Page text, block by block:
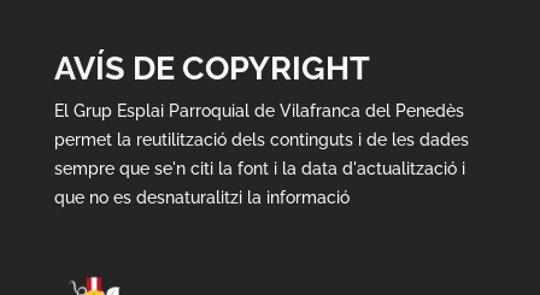
AVÍS DE COPYRIGHT
El Grup Esplai Parroquial de Vilafranca del Penedès
permet la reutilització dels continguts i de les dades
sempre que se'n citi la font i la data d'actualització i
que no es desnaturalitzi la informació